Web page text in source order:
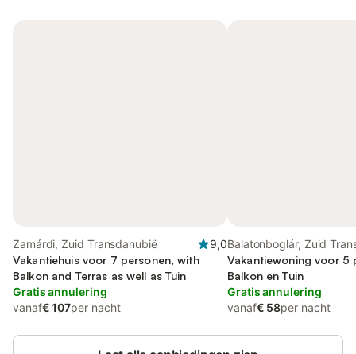
Zamárdi, Zuid Transdanubië
9,0
Vakantiehuis voor 7 personen, with
Balkon and Terras as well as Tuin
Gratis annulering
vanaf€ 107per nacht
Balatonboglár, Zuid
Vakantiewoning voor 5
Balkon en Tuin
Gratis annulering
vanaf€ 58per nacht